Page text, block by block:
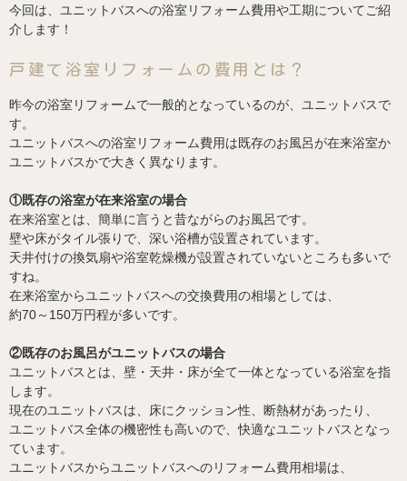
今回は、ユニットバスへの浴室リフォーム費用や工期についてご紹
介します！
戸建て浴室リフォームの費用とは？
昨今の浴室リフォームで一般的となっているのが、ユニットバスで
す。
ユニットバスへの浴室リフォーム費用は既存のお風呂が在来浴室か
ユニットバスかで大きく異なります。
①既存の浴室が在来浴室の場合
在来浴室とは、簡単に言うと昔ながらのお風呂です。
壁や床がタイル張りで、深い浴槽が設置されています。
天井付けの換気扇や浴室乾燥機が設置されていないところも多いで
すね。
在来浴室からユニットバスへの交換費用の相場としては、
約70～150万円程が多いです。
②既存のお風呂がユニットバスの場合
ユニットバスとは、壁・天井・床が全て一体となっている浴室を指
します。
現在のユニットバスは、床にクッション性、断熱材があったり、
ユニットバス全体の機密性も高いので、快適なユニットバスとなっ
ています。
ユニットバスからユニットバスへのリフォーム費用相場は、